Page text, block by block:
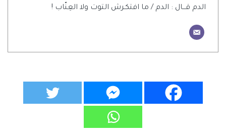
الدم قـــال : الدم / ما افتكـرش التوت ولا العِنّاب !